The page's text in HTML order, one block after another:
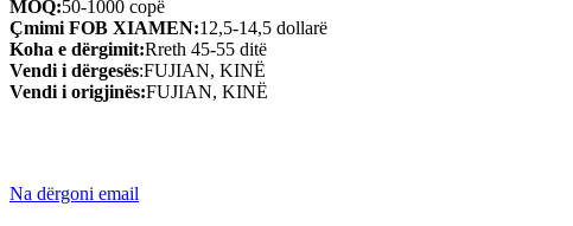
MOQ:50-1000 copë
Çmimi FOB XIAMEN:12,5-14,5 dollarë
Koha e dërgimit:Rreth 45-55 ditë
Vendi i dërgesës:FUJIAN, KINË
Vendi i origjinës:FUJIAN, KINË
Na dërgoni email